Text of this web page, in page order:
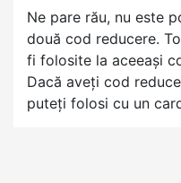
Ne pare rău, nu este
două cod reducere.
fi folosite la aceeași
Dacă aveți cod
puteți folosi cu un